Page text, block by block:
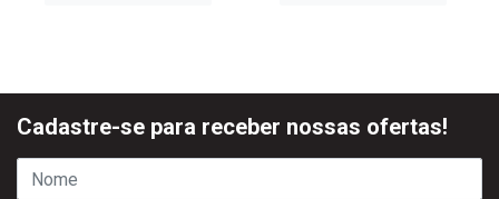
Cadastre-se para receber nossas ofertas!